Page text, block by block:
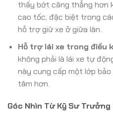
thấy bớt căng thẳng hơn
cao tốc, đặc biệt trong
hỗ trợ giữ xe ở giữa làn.
Hỗ trợ lái xe trong điều
không phải là lái xe tự
này cung cấp một lớp bảo
tâm hơn.
Góc Nhìn Từ Kỹ Sư